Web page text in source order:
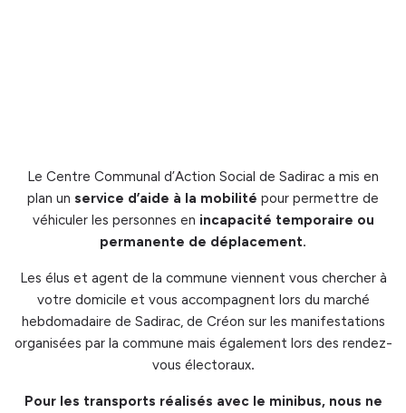
Le Centre Communal d’Action Social de Sadirac a mis en
plan un service d’aide à la mobilité pour permettre de
véhiculer les personnes en incapacité temporaire ou
permanente de déplacement.
Les élus et agent de la commune viennent vous chercher à
votre domicile et vous accompagnent lors du marché
hebdomadaire de Sadirac, de Créon sur les manifestations
organisées par la commune mais également lors des rendez-
vous électoraux.
Pour les transports réalisés avec le minibus, nous ne